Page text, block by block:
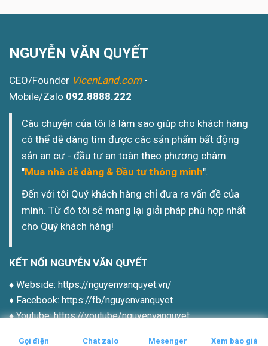
NGUYỄN VĂN QUYẾT
CEO/Founder VicenLand.com-
Mobile/Zalo 092.8888.222
Câu chuyện của tôi là làm sao giúp cho khách hàng
có thể dễ dàng tìm được các sản phẩm bất động
sản an cư - đầu tư an toàn theo phương châm:
"Mua nhà dễ dàng & Đầu tư thông minh".
Đến với tôi Quý khách hàng chỉ đưa ra vấn đề của
mình. Từ đó tôi sẽ mang lại giải pháp phù hợp nhất
cho Quý khách hàng!
KẾT NỐI NGUYỄN VĂN QUYẾT
♦️ Webside: https://nguyenvanquyet.vn/
♦️ Facebook: https://fb/nguyenvanquyet
♦️ Youtube:https://youtube/nguyenvanquyet
Gọi điện Chat zalo Mesenger Xem báo giá